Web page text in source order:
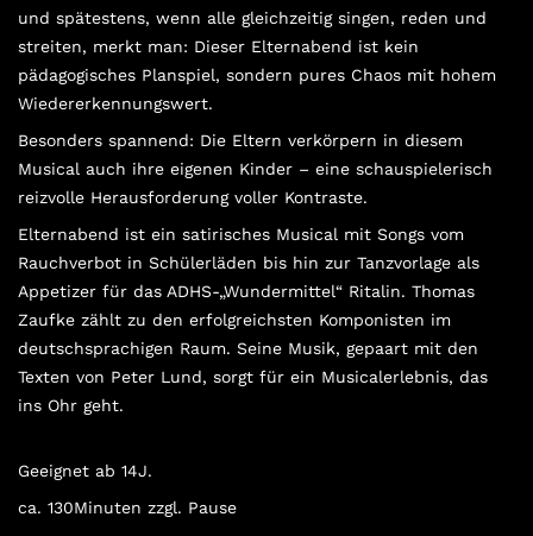
und spätestens, wenn alle gleichzeitig singen, reden und
streiten, merkt man: Dieser Elternabend ist kein
pädagogisches Planspiel, sondern pures Chaos mit hohem
Wiedererkennungswert.
Besonders spannend: Die Eltern verkörpern in diesem
Musical auch ihre eigenen Kinder – eine schauspielerisch
reizvolle Herausforderung voller Kontraste.
Elternabend ist ein satirisches Musical mit Songs vom
Rauchverbot in Schülerläden bis hin zur Tanzvorlage als
Appetizer für das ADHS-„Wundermittel“ Ritalin. Thomas
Zaufke zählt zu den erfolgreichsten Komponisten im
deutschsprachigen Raum. Seine Musik, gepaart mit den
Texten von Peter Lund, sorgt für ein Musicalerlebnis, das
ins Ohr geht.
Geeignet ab 14J.
ca. 130Minuten zzgl. Pause